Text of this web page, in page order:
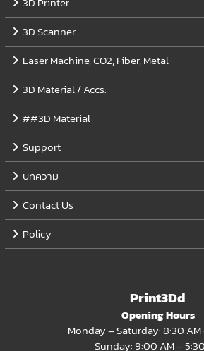
3D Scanner
Laser Machine, CO2, Fiber, Metal
3D Material / Accs.
##3D Material
Support
บทความ
Contact Us
Policy
Print3Dd
Opening Hours
Monday – Saturday: 8:30 AM
Sunday: 9:00 AM –